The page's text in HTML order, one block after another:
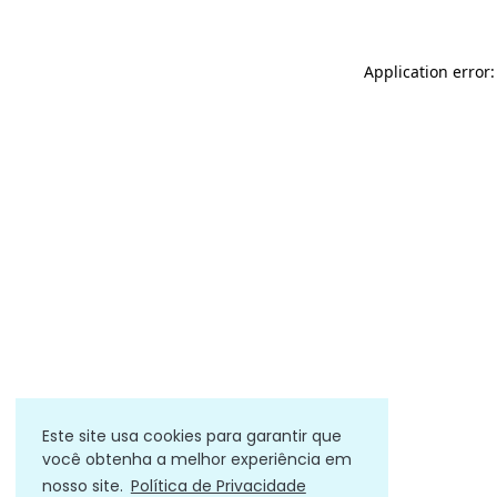
Este site usa cookies para garantir que
você obtenha a melhor experiência em
nosso site. Política de Privacidade
Application